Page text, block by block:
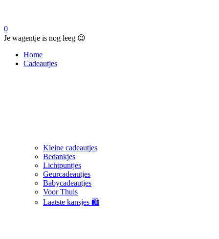
0
Je wagentje is nog leeg 😉
Home
Cadeautjes
Kleine cadeautjes
Bedankjes
Lichtpuntjes
Geurcadeautjes
Babycadeautjes
Voor Thuis
Laatste kansjes 🛍️